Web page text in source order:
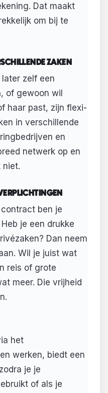
Dat maakt
om bij te
ZAKEN
zelf een
of gewoon wil
haar past, zijn flexi-
in verschillende
en
netwerk op en
niet.
ben je
je een drukke
Dan neem
Wil je juist wat
reis of grote
meer. Die vrijheid
het
werken, biedt een
je je
of als je